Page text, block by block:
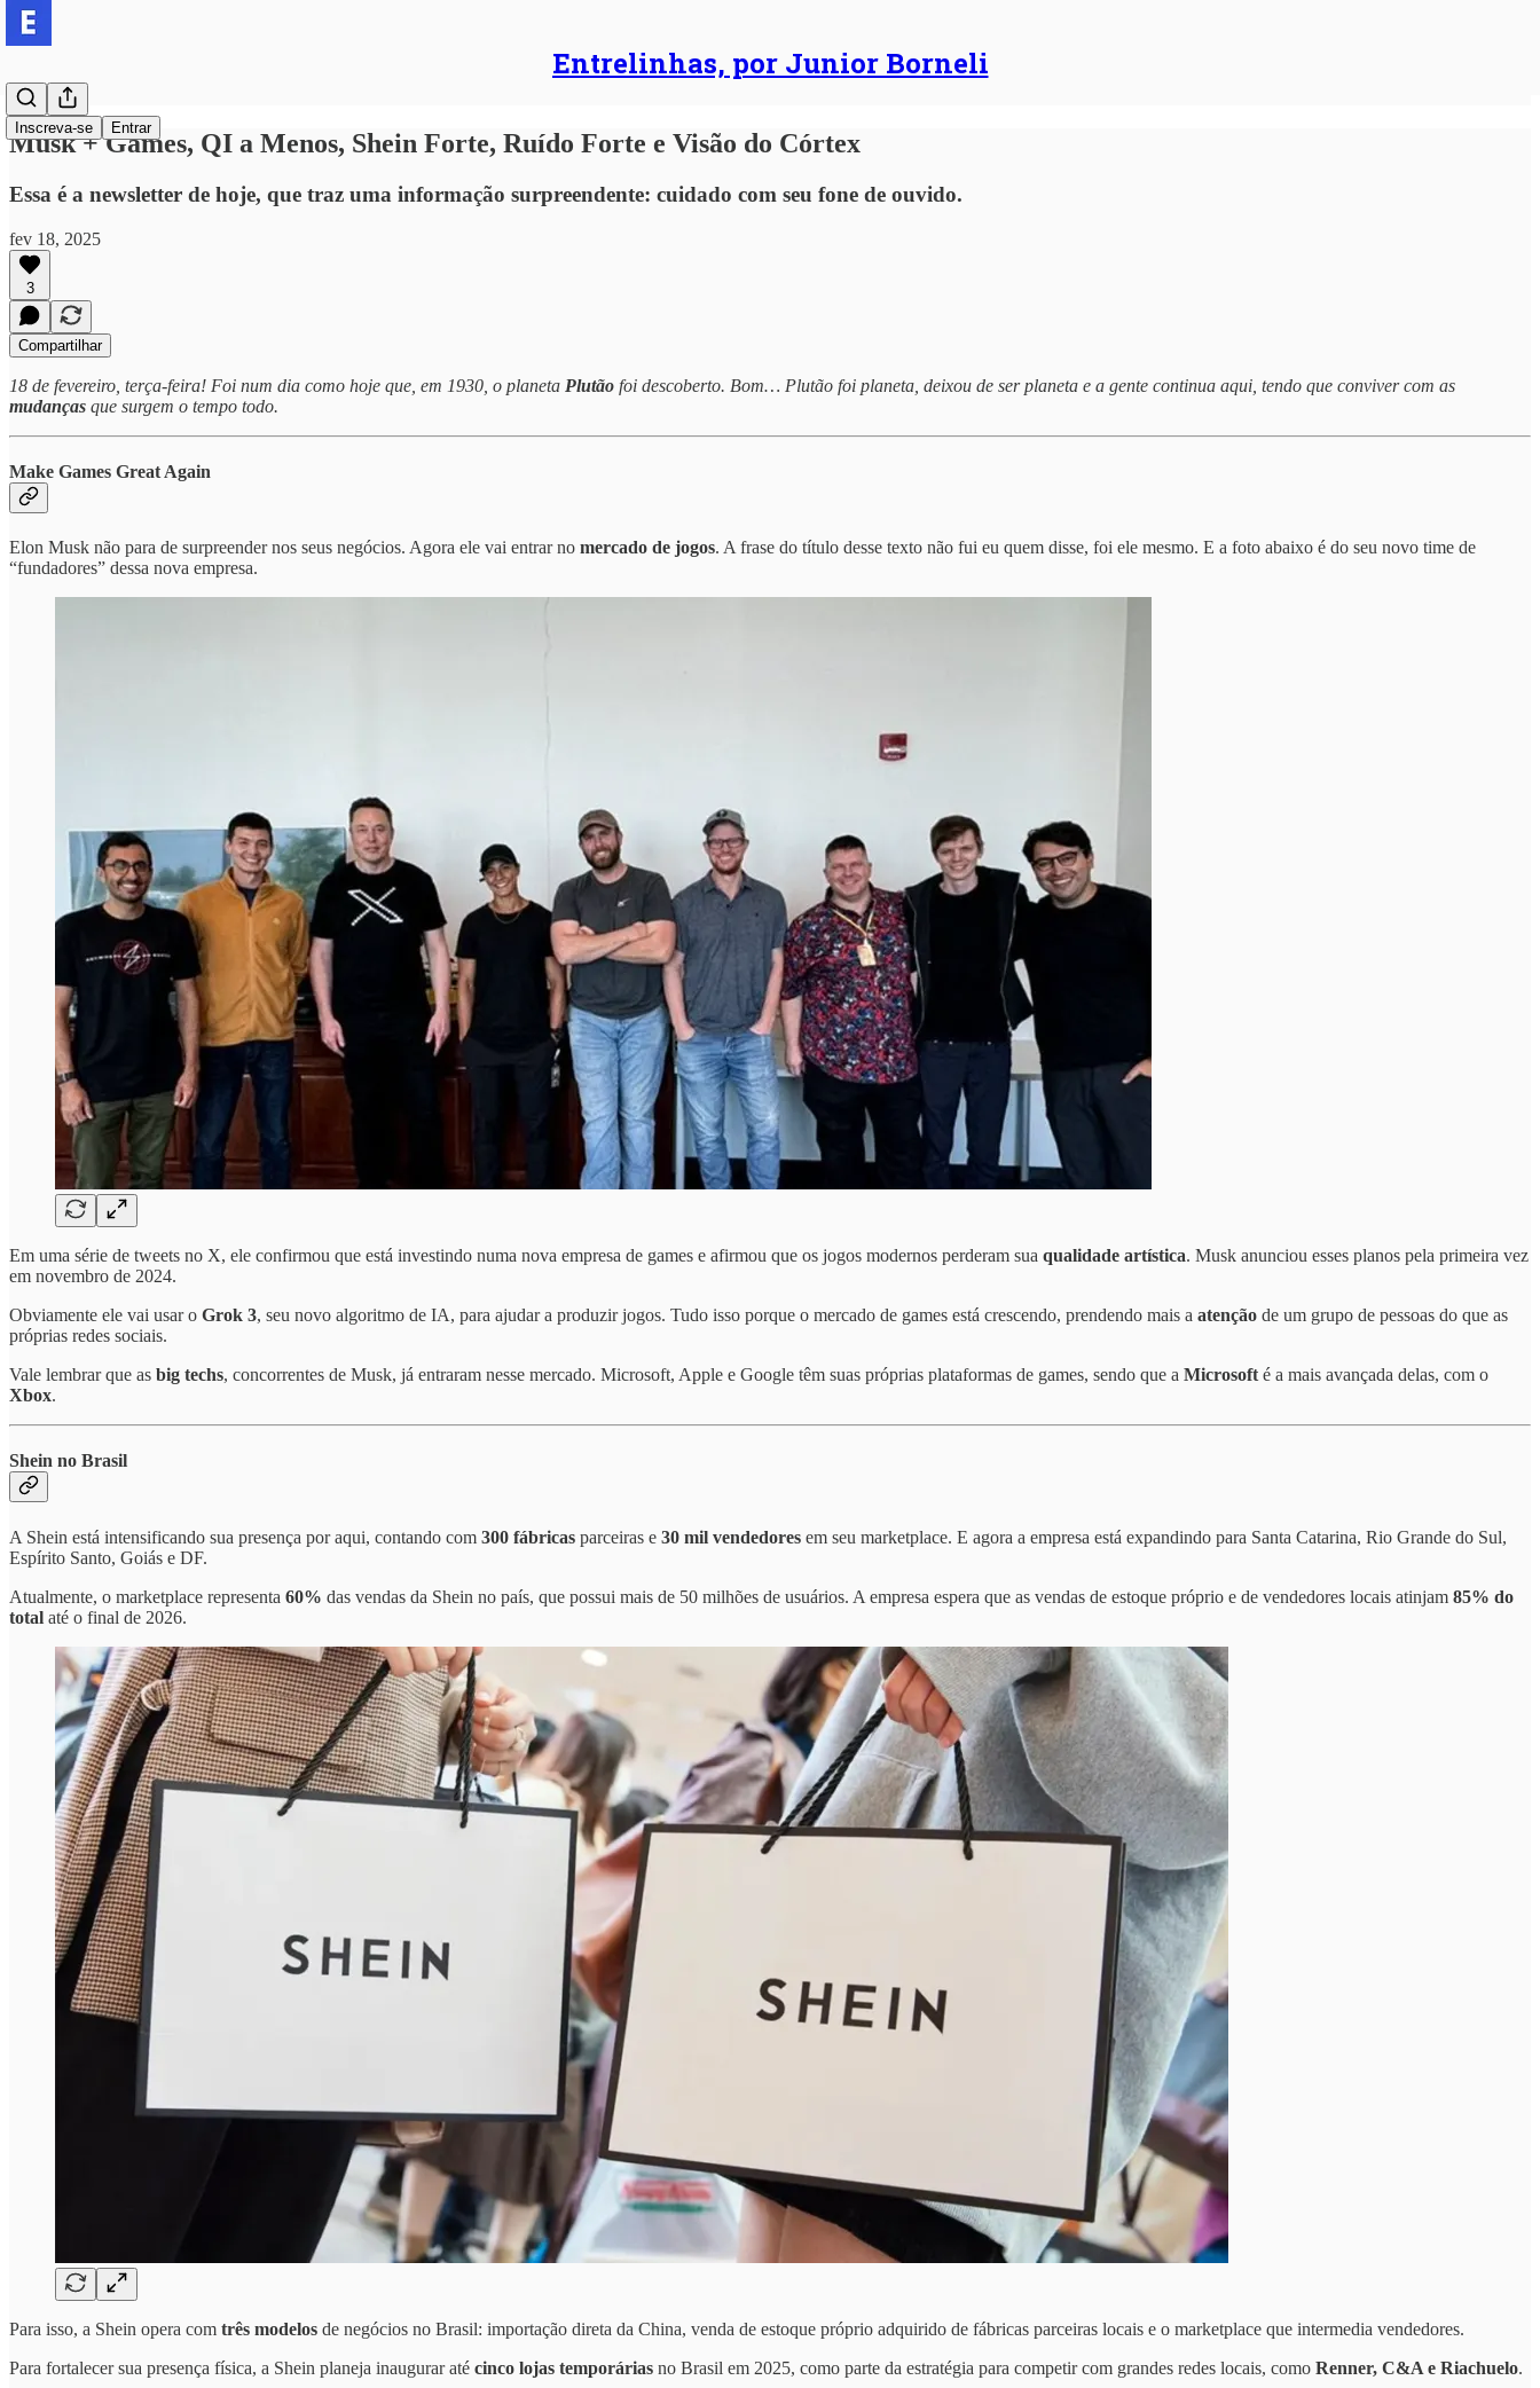
Entrelinhas, por Junior Borneli
Inscreva-se Entrar
Musk + Games, QI a Menos, Shein Forte, Ruído Forte e Visão do Córtex
Essa é a newsletter de hoje, que traz uma informação surpreendente: cuidado com seu fone de ouvido.
fev 18, 2025
3
Compartilhar
18 de fevereiro, terça-feira! Foi num dia como hoje que, em 1930, o planeta Plutão foi descoberto. Bom… Plutão foi planeta, deixou de ser planeta e a gente continua aqui, tendo que conviver com as
mudanças que surgem o tempo todo.
Make Games Great Again
Elon Musk não para de surpreender nos seus negócios. Agora ele vai entrar no mercado de jogos. A frase do título desse texto não fui eu quem disse, foi ele mesmo. E a foto abaixo é do seu novo time de
“fundadores” dessa nova empresa.
Em uma série de tweets no X, ele confirmou que está investindo numa nova empresa de games e afirmou que os jogos modernos perderam sua qualidade artística. Musk anunciou esses planos pela primeira vez
em novembro de 2024.
Obviamente ele vai usar o Grok 3, seu novo algoritmo de IA, para ajudar a produzir jogos. Tudo isso porque o mercado de games está crescendo, prendendo mais a atenção de um grupo de pessoas do que as
próprias redes sociais.
Vale lembrar que as big techs, concorrentes de Musk, já entraram nesse mercado. Microsoft, Apple e Google têm suas próprias plataformas de games, sendo que a Microsoft é a mais avançada delas, com o
Xbox.
Shein no Brasil
A Shein está intensificando sua presença por aqui, contando com 300 fábricas parceiras e 30 mil vendedores em seu marketplace. E agora a empresa está expandindo para Santa Catarina, Rio Grande do Sul,
Espírito Santo, Goiás e DF.
Atualmente, o marketplace representa 60% das vendas da Shein no país, que possui mais de 50 milhões de usuários. A empresa espera que as vendas de estoque próprio e de vendedores locais atinjam 85% do
total até o final de 2026.
Para isso, a Shein opera com três modelos de negócios no Brasil: importação direta da China, venda de estoque próprio adquirido de fábricas parceiras locais e o marketplace que intermedia vendedores.
Para fortalecer sua presença física, a Shein planeja inaugurar até cinco lojas temporárias no Brasil em 2025, como parte da estratégia para competir com grandes redes locais, como Renner, C&A e Riachuelo.